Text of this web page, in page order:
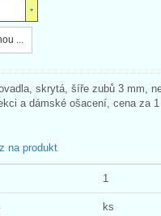
...
skrytá, šíře zubů 3 mm,
a dámské ošacení, cena za
na produkt
1
ks